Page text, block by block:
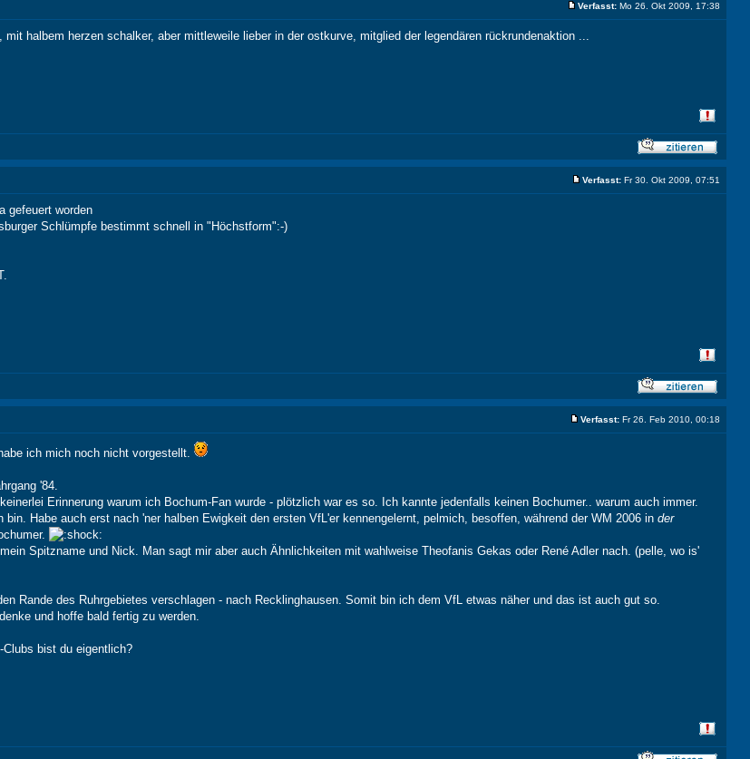
Verfasst: Mo 26. Okt 2009, 17:38
halbem herzen schalker, aber mittleweile lieber in der ostkurve, mitglied der legendären rückrundenaktion ...
Verfasst: Fr 30. Okt 2009, 07:51
gefeuert worden
Schlümpfe bestimmt schnell in "Höchstform":-)
Verfasst: Fr 26. Feb 2010, 00:18
ich mich noch nicht vorgestellt.
'84.
Erinnerung warum ich Bochum-Fan wurde - plötzlich war es so. Ich kannte jedenfalls keinen Bochumer.. warum auch immer.
Habe auch erst nach 'ner halben Ewigkeit den ersten VfL'er kennengelernt, pelmich, besoffen, während der WM 2006 in der
Spitzname und Nick. Man sagt mir aber auch Ähnlichkeiten mit wahlweise Theofanis Gekas oder René Adler nach. (pelle, wo is'
Rande des Ruhrgebietes verschlagen - nach Recklinghausen. Somit bin ich dem VfL etwas näher und das ist auch gut so.
und hoffe bald fertig zu werden.
bist du eigentlich?